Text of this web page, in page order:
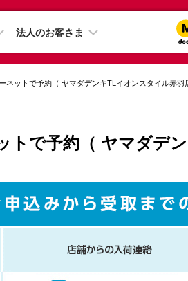
法人のお客さま
ネットで予約（ ヤマダデンキTLイオンスタイル赤羽
トで予約（ ヤマダデ